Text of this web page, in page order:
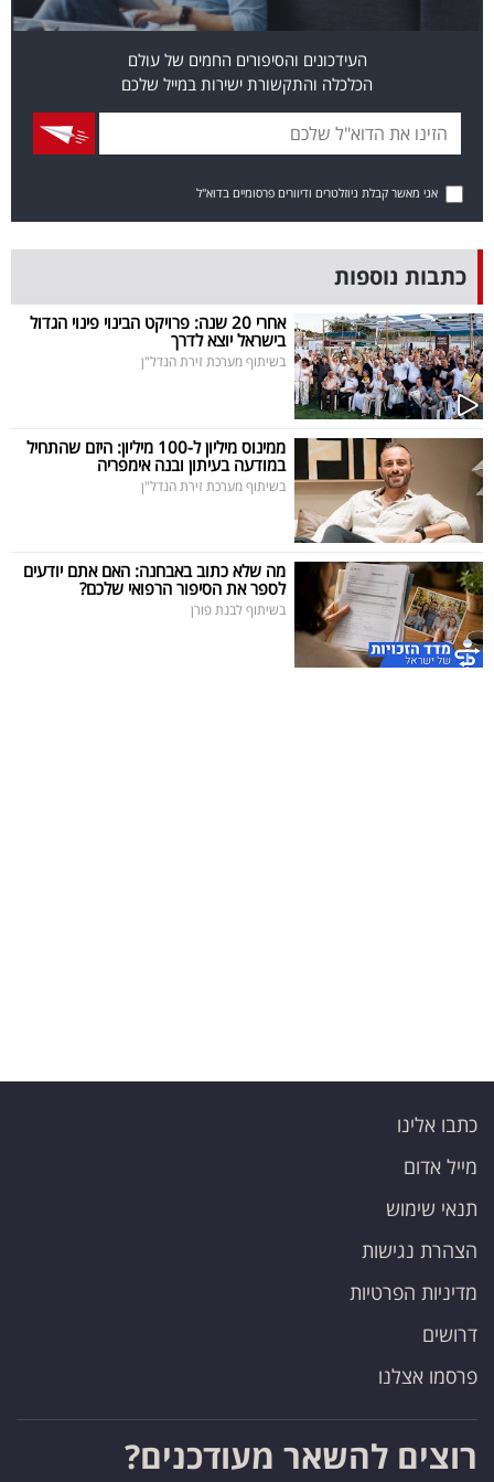
אחרינו:
העידכונים והסיפורים החמים של עולם
הכלכלה והתקשורת ישירות במייל שלכם
אני מאשר קבלת ניוזלטרים ודיוורים פרסומיים בדוא"ל
כתבות נוספות
אחרי 20 שנה: פרויקט הבינוי פינוי הגדול
בישראל יוצא לדרך
בשיתוף מערכת זירת הנדל"ן
ממינוס מיליון ל-100 מיליון: היזם שהתחיל
במודעה בעיתון ובנה אימפריה
בשיתוף מערכת זירת הנדל"ן
מה שלא כתוב באבחנה: האם אתם יודעים
לספר את הסיפור הרפואי שלכם?
בשיתוף לבנת פורן
כתבו אלינו
מייל אדום
תנאי שימוש
הצהרת נגישות
מדיניות הפרטיות
דרושים
פרסמו אצלנו
רוצים להשאר מעודכנים?